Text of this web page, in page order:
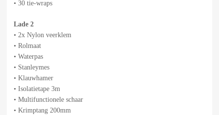
• 30 tie-wraps
Lade 2
• 2x Nylon veerklem
• Rolmaat
• Waterpas
• Stanleymes
• Klauwhamer
• Isolatietape 3m
• Multifunctionele schaar
• Krimptang 200mm